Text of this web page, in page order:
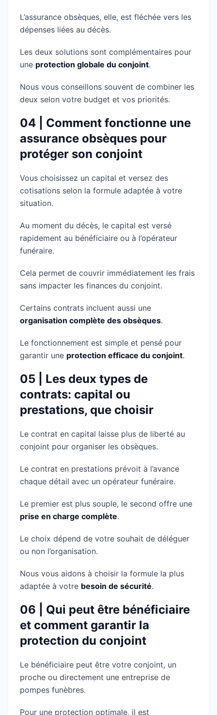
L’assurance obsèques, elle, est fléchée vers les
dépenses liées au décès.
Les deux solutions sont complémentaires pour
une protection globale du conjoint.
Nous vous conseillons souvent de combiner les
deux selon votre budget et vos priorités.
04 | Comment fonctionne une
assurance obsèques pour
protéger son conjoint
Vous choisissez un capital et versez des
cotisations selon la formule adaptée à votre
situation.
Au moment du décès, le capital est versé
rapidement au bénéficiaire ou à l’opérateur
funéraire.
Cela permet de couvrir immédiatement les frais
sans impacter les finances du conjoint.
Certains contrats incluent aussi une
organisation complète des obsèques.
Le fonctionnement est simple et pensé pour
garantir une protection efficace du conjoint.
05 | Les deux types de
contrats: capital ou
prestations, que choisir
Le contrat en capital laisse plus de liberté au
conjoint pour organiser les obsèques.
Le contrat en prestations prévoit à l’avance
chaque détail avec un opérateur funéraire.
Le premier est plus souple, le second offre une
prise en charge complète.
Le choix dépend de votre souhait de déléguer
ou non l’organisation.
Nous vous aidons à choisir la formule la plus
adaptée à votre besoin de sécurité.
06 | Qui peut être bénéficiaire
et comment garantir la
protection du conjoint
Le bénéficiaire peut être votre conjoint, un
proche ou directement une entreprise de
pompes funèbres.
Pour une protection optimale, il est